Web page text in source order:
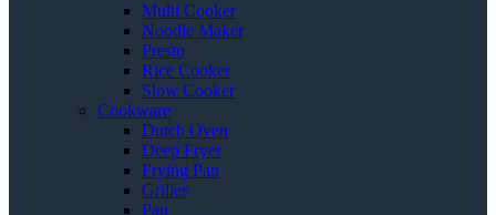
Multi Cooker
Noodle Maker
Presto
Rice Cooker
Slow Cooker
Cookware
Dutch Oven
Deep Fryer
Frying Pan
Griller
Pan